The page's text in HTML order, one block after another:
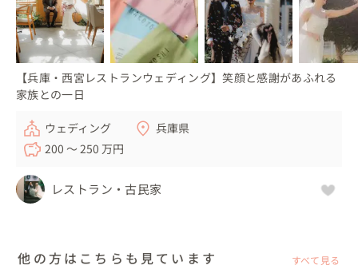
【兵庫・西宮レストランウェディング】笑顔と感謝があふれる
家族との一日
ウェディング
兵庫県
200 〜 250 万円
レストラン・古民家
他の方はこちらも見ています すべて見る